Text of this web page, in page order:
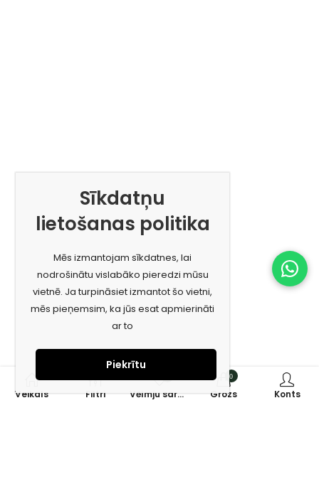
Veikals Filtri Vēlmju saraksts
0
Grozs Konts
Sīkdatņu
lietošanas politika
Mēs izmantojam sīkdatnes, lai
nodrošinātu vislabāko pieredzi mūsu
vietnē. Ja turpināsiet izmantot šo vietni,
mēs pieņemsim, ka jūs esat apmierināti
ar to
Piekrītu